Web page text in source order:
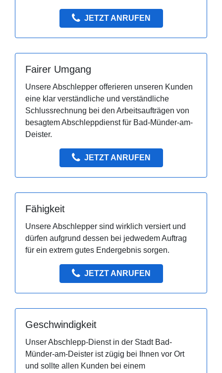
JETZT ANRUFEN
Fairer Umgang
Unsere Abschlepper offerieren unseren Kunden
eine klar verständliche und verständliche
Schlussrechnung bei den Arbeitsaufträgen von
besagtem Abschleppdienst für Bad-Münder-am-
Deister.
JETZT ANRUFEN
Fähigkeit
Unsere Abschlepper sind wirklich versiert und
dürfen aufgrund dessen bei jedwedem Auftrag
für ein extrem gutes Endergebnis sorgen.
JETZT ANRUFEN
Geschwindigkeit
Unser Abschlepp-Dienst in der Stadt Bad-
Münder-am-Deister ist zügig bei Ihnen vor Ort
und sollte allen Kunden bei einem